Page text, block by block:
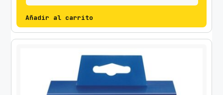
Añadir al carrito